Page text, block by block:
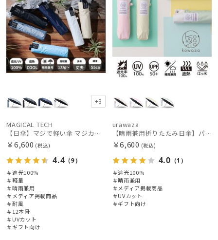
+3
MAGICAL TECH
【日傘】マジで軽い傘 マジカルテックプロテクション（MAGICAL TECH PROTECTION）Tough 12 rib55cm
￥6,600 (税込)
4.4 （9）
＃遮光100%
＃軽量
＃晴雨兼用
＃メディア掲載商品
＃耐風
＃12本骨
＃UVカット
＃ギフト向け
urawaza
【晴雨兼用折りたたみ日傘】パッとさして、サッとしまえる傘コワザ(kowaza) ライトボーダー 50 遮光100% UV100%
￥6,600 (税込)
4.0 （1）
＃遮光100%
＃晴雨兼用
＃メディア掲載商品
＃UVカット
＃ギフト向け